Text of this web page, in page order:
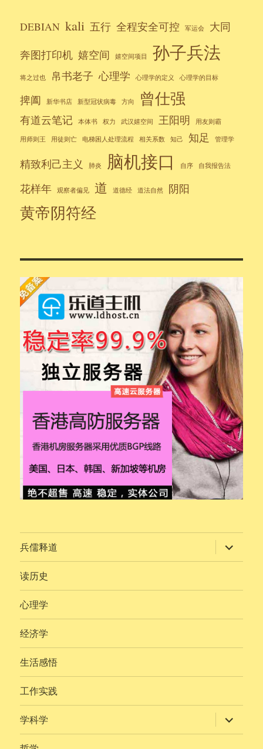
DEBIAN kali 五行 全程安全可控 军运会
大同
奔图打印机 嬉空间 嬉空间项目 孙子兵法
将之过也 帛书老子 心理学 心理学的定义 心理学的目标
捭阖 新华书店 新型冠状病毒 方向 曾仕强
有道云笔记 本体书 权力 武汉嬉空间 王阳明 用友则霸
用师则王 用徒则亡 电梯困人处理流程 相关系数 知己 知足 管理学
精致利己主义 肺炎 脑机接口 自序 自我报告法
花样年 观察者偏见 道 道德经 道法自然 阴阳
黄帝阴符经
兵儒释道 展
开
子
读历史
心理学
经济学
生活感悟
工作实践
学科学 展
开
子